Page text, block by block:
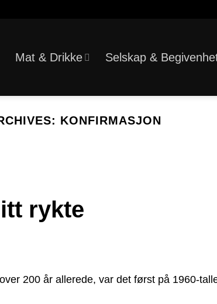
Mat & Drikke Selskap &
KONFIRMASJON
rykte
200 år allerede, var det først på 1960-